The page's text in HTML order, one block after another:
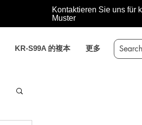
Kontaktieren Sie uns für
Muster
KR-S99A 的複本 更多